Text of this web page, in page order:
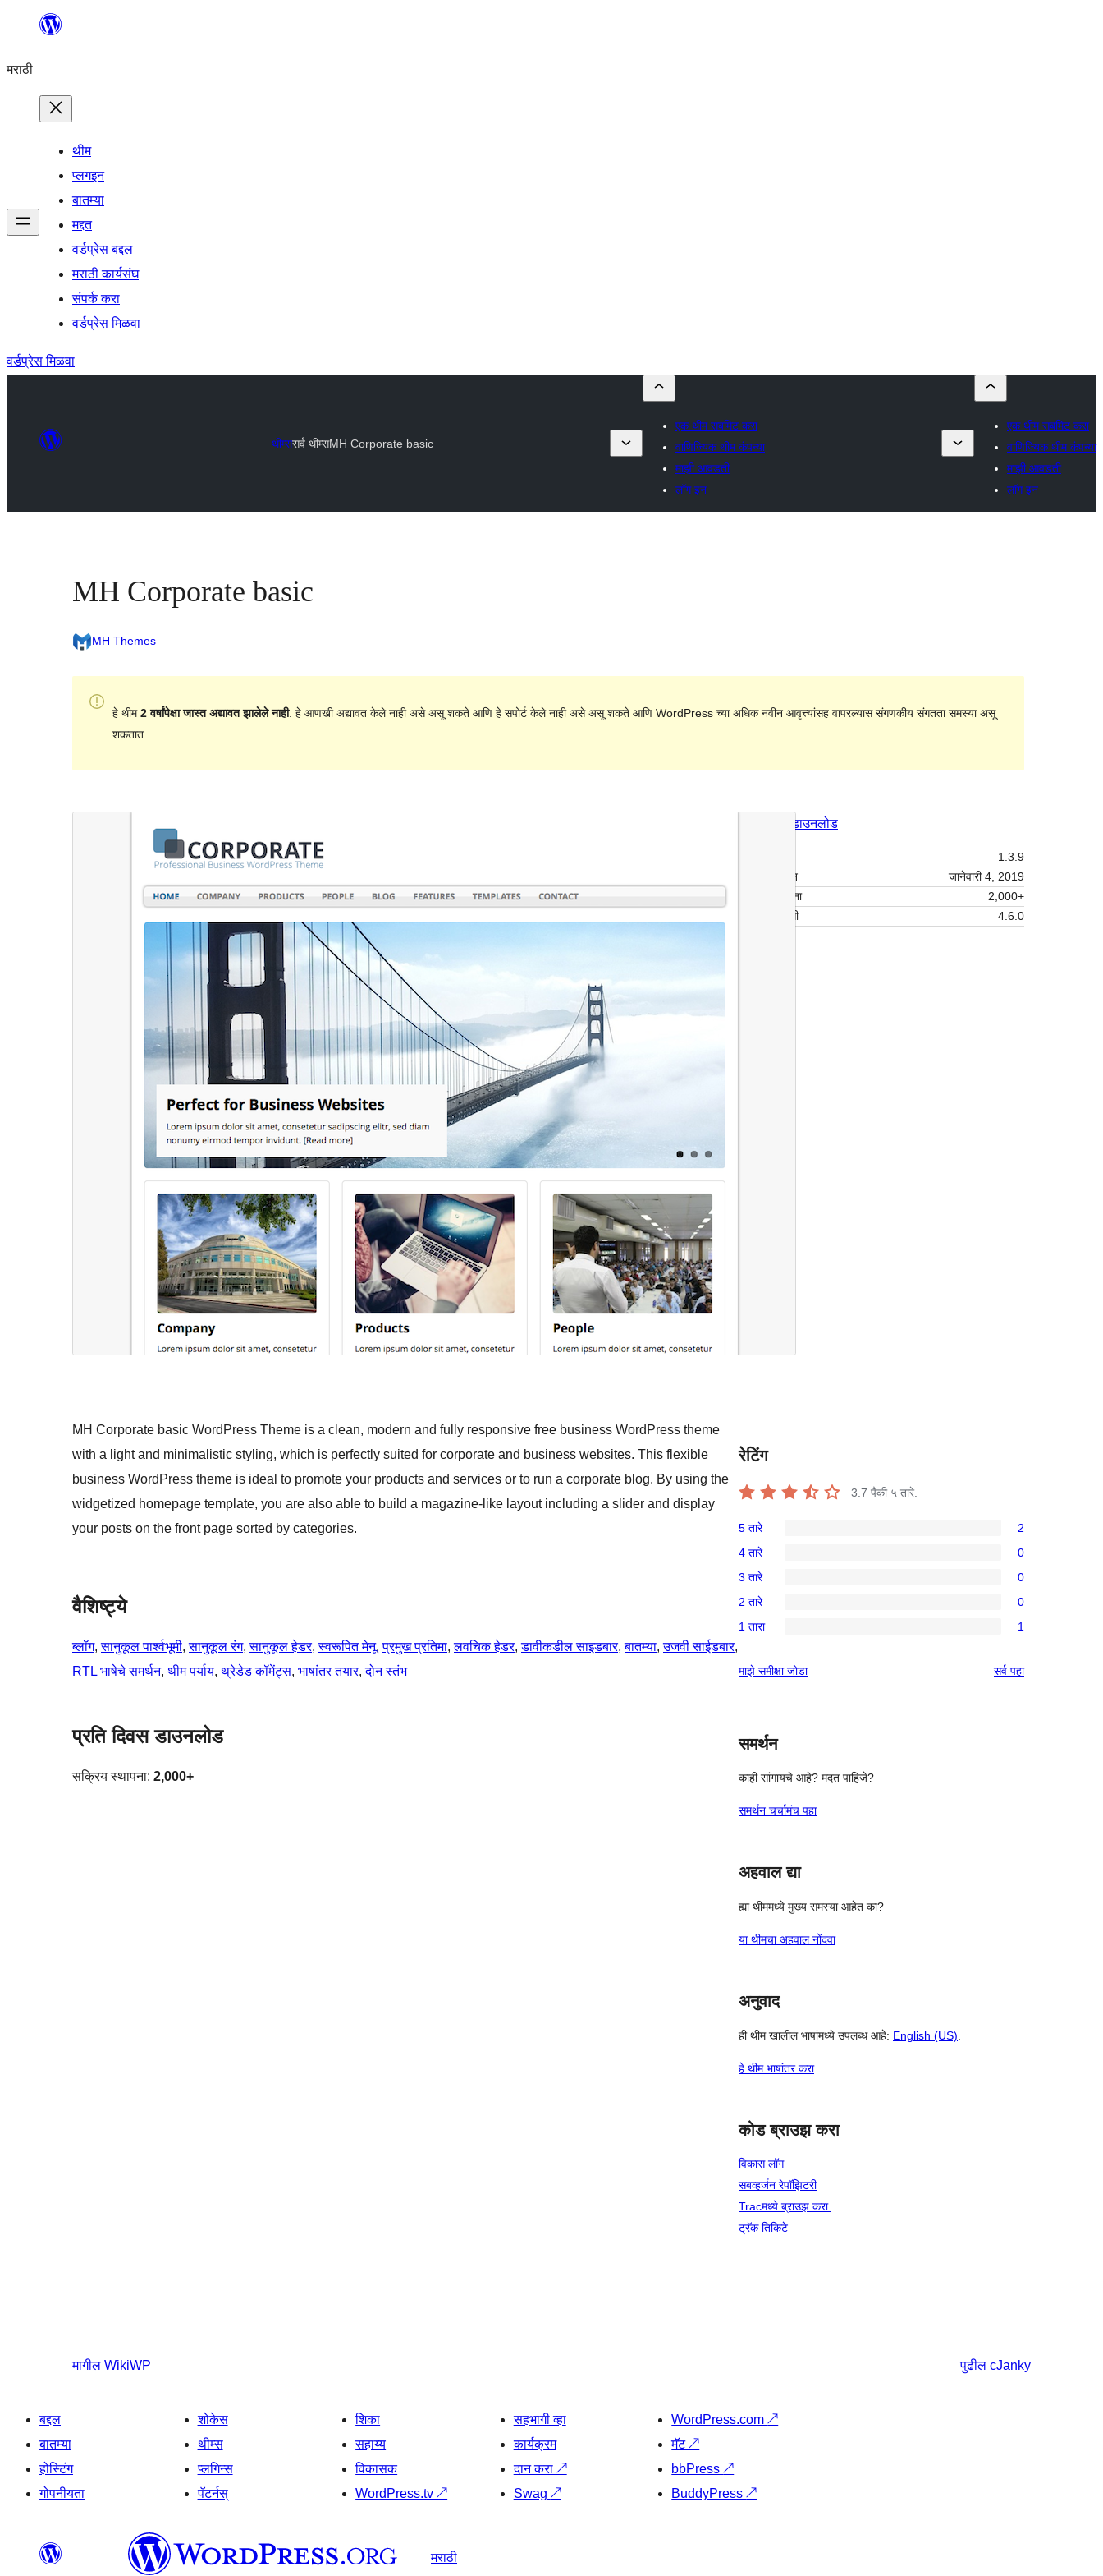
सामुग्रीवर
मराठी
थीम
प्लगइन
बातम्या
मद्दत
वर्डप्रेस बद्दल
मराठी कार्यसंघ
संपर्क करा
वर्डप्रेस मिळवा
वर्डप्रेस मिळवा
थीम्ससर्व थीम्सMH Corporate basic
एक थीम सबमिट करा
वाणिज्यिक थीम कंपन्या
माझी आवडती
लॉग इन
एक थीम सबमिट करा
वाणिज्यिक थीम कंपन्या
माझी आवडती
लॉग इन
MH Corporate basic
MH Themes
हे थीम2 वर्षांपेक्षा जास्त अद्यावत झालेले नाही. हे आणखी अद्यावत केले नाही असे असू शकते आणि हे सपोर्ट केले नाही असे असू शकते आणि WordPress च्या अधिक नवीन आवृत्त्यांसह वापरल्यास संगणकीय संगतता समस्या असू
शकतात.
डाउनलोड
1.3.9
शेवटचे अद्यतन
जानेवारी 4, 2019
सक्रिय स्थापना
2,000+
वर्डप्रेस आवृत्ती
4.6.0
MH Corporate basic WordPress Theme is a clean, modern and fully responsive free business WordPress theme
with a light and minimalistic styling, which is perfectly suited for corporate and business websites. This flexible
business WordPress theme is ideal to promote your products and services or to run a corporate blog. By using the
widgetized homepage template, you are also able to build a magazine-like layout including a slider and display
your posts on the front page sorted by categories.
वैशिष्ट्ये
ब्लॉग, सानुकूल पार्श्वभूमी, सानुकूल रंग, सानुकूल हेडर, स्वरूपित मेनू, प्रमुख प्रतिमा, लवचिक हेडर, डावीकडील साइडबार, बातम्या, उजवी साईडबार
RTL भाषेचे समर्थन, थीम पर्याय, थ्रेडेड कॉमेंट्स, भाषांतर तयार, दोन स्तंभ
प्रति दिवस डाउनलोड
सक्रिय स्थापना: 2,000+
रेटिंग
3.7 पैकी ५ तारे.
5-
तारांकित
परीक्षणे
5 तारे 2
4-
तारांकित
परीक्षणे
4 तारे 0
3-
तारांकित
3 तारे 0
2-
परीक्षणे
2 तारे 0
तारांकित
1 तारा 1
माझे समीक्षा जोडा सर्वपुनरावलोकने
पहा
समर्थन
काही सांगायचे आहे? मदत पाहिजे?
समर्थन चर्चामंच पहा
अहवाल द्या
ह्या थीममध्ये मुख्य समस्या आहेत का?
या थीमचा अहवाल नोंदवा
अनुवाद
ही थीम खालील भाषांमध्ये उपलब्ध आहे: English (US)
हे थीम भाषांतर करा
कोड ब्राउझ करा
विकास लॉग
सबव्हर्जन रेपॉझिटरी
Tracमध्ये ब्राउझ करा.
ट्रॅक तिकिटे
मागील WikiWP पुढील cJanky
बद्दल
बातम्या
होस्टिंग
गोपनीयता
शोकेस
थीम्स
प्लगिन्स
पॅटर्नस्
शिका
सहाय्य
विकासक
WordPress.tv↗
सहभागी व्हा
कार्यक्रम
दान करा ↗
Swag ↗
WordPress.com↗
मॅट↗
bbPress↗
BuddyPress↗
मराठी